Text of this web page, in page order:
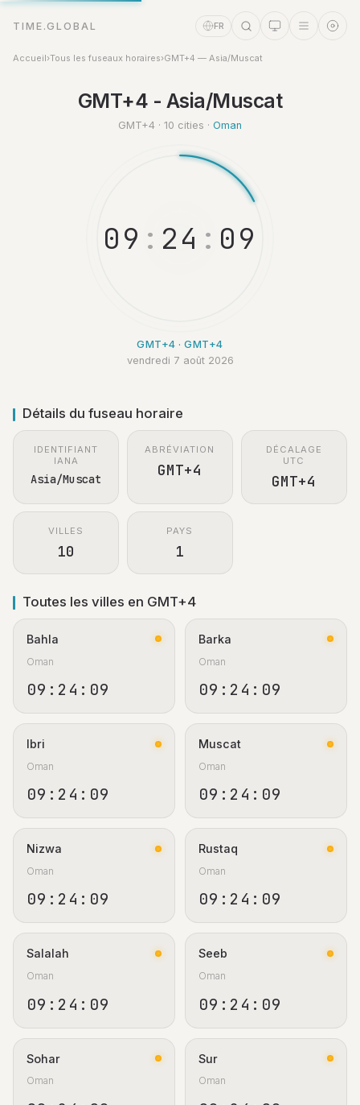
TIME.GLOBAL FR
Accueil›Tous les fuseaux horaires›GMT+4 — Asia/Muscat
GMT+4 - Asia/Muscat
GMT+4 · 10 cities · Oman
09 : 24 : 10
GMT+4 · GMT+4
vendredi 7 août 2026
Détails du fuseau horaire
IDENTIFIANT
IANA
Asia/Muscat
ABRÉVIATION
GMT+4
DÉCALAGE
UTC
GMT+4
VILLES
10
PAYS
1
Toutes les villes en GMT+4
Bahla
Oman
09:24:10
Barka
Oman
09:24:10
Ibri
Oman
09:24:10
Muscat
Oman
09:24:10
Nizwa
Oman
09:24:10
Rustaq
Oman
09:24:10
Salalah
Oman
09:24:10
Seeb
Oman
09:24:10
Sohar
Oman
Sur
Oman
Assistant Temps